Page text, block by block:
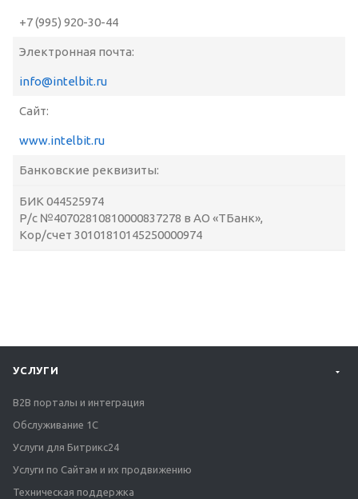
+7 (995) 920-30-44
Электронная почта:
info@intelbit.ru
Сайт:
www.intelbit.ru
Банковские реквизиты:
БИК 044525974
Р/с №40702810810000837278 в АО «ТБанк»,
Кор/счет 30101810145250000974
УСЛУГИ
B2B порталы и интеграция
Обслуживание 1С
Услуги для Битрикс24
Услуги по Сайтам и их продвижению
Техническая поддержка